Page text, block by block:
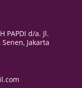
PAPDI d/a. Jl.
Jakarta